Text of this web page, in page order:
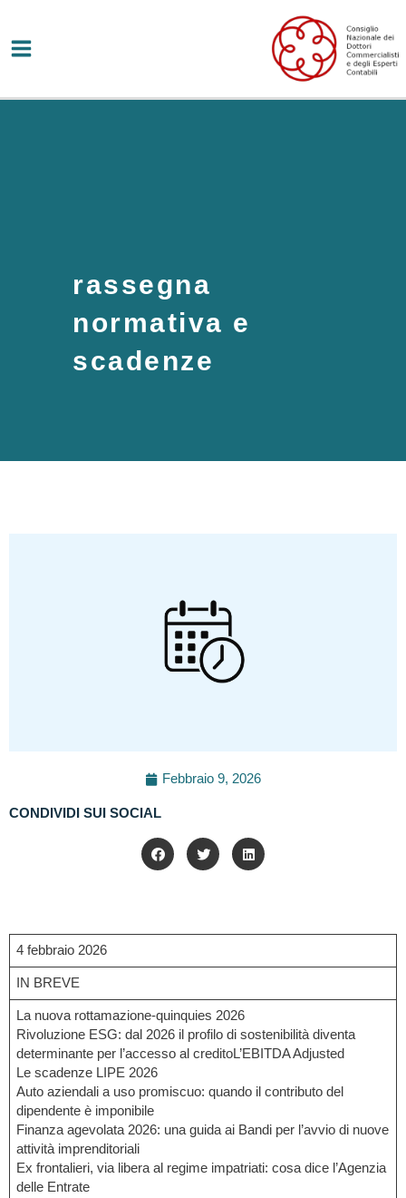
contenuto
rassegna
normativa e
scadenze
Febbraio 9, 2026
CONDIVIDI SUI SOCIAL
4 febbraio 2026
IN BREVE
La nuova rottamazione-quinquies 2026
Rivoluzione ESG: dal 2026 il profilo di sostenibilità diventa
determinante per l’accesso al creditoL’EBITDA Adjusted
Le scadenze LIPE 2026
Auto aziendali a uso promiscuo: quando il contributo del
dipendente è imponibile
Finanza agevolata 2026: una guida ai Bandi per l’avvio di nuove
attività imprenditoriali
Ex frontalieri, via libera al regime impatriati: cosa dice l’Agenzia
delle Entrate